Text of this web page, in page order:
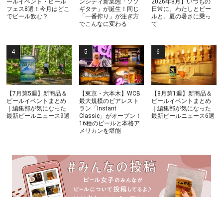
ールイベント・ビール
フェス8選！今月はどこ
でビール飲む？
ンシティ新業態「ソソ
ギタテ」が誕生！同じ
「一番搾り」が注ぎ方
でこんなに変わる
2026年8月】いつもの
日常に、わたしとビー
ルと。夏の暑さに乗っ
て
【7月第5週】新商品＆
ビールイベントまとめ
｜編集部が気になった
最新ビールニュース9選
【東京・六本木】WCB
最大規模のビアレスト
ラン「Instant
Classic」がオープン！
16種のビールと本格ア
メリカンを堪能
【8月第1週】新商品＆
ビールイベントまとめ
｜編集部が気になった
最新ビールニュース6選